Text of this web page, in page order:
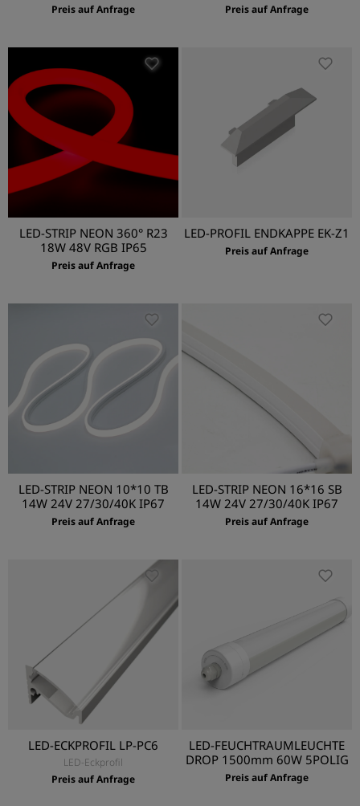
Preis auf Anfrage Preis auf Anfrage
LED-STRIP NEON 360° R23
18W 48V RGB IP65
Preis auf Anfrage
LED-PROFIL ENDKAPPE EK-Z1
Preis auf Anfrage
LED-STRIP NEON 10*10 TB
14W 24V 27/30/40K IP67
Preis auf Anfrage
LED-STRIP NEON 16*16 SB
14W 24V 27/30/40K IP67
Preis auf Anfrage
LED-ECKPROFIL LP-PC6
LED-Eckprofil
Preis auf Anfrage
LED-FEUCHTRAUMLEUCHTE
DROP 1500mm 60W 5POLIG
Preis auf Anfrage